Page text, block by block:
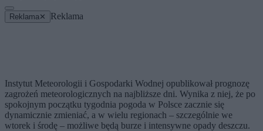
Reklama ✕ Reklama
Instytut Meteorologii i Gospodarki Wodnej opublikował prognozę
zagrożeń meteorologicznych na najbliższe dni. Wynika z niej, że po
spokojnym początku tygodnia pogoda w Polsce zacznie się
dynamicznie zmieniać, a w wielu regionach – szczególnie we
wtorek i środę – możliwe będą burze i intensywne opady deszczu.